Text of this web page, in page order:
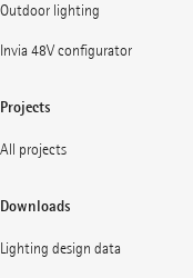
Outdoor lighting
Invia 48V configurator
Projects
All projects
Downloads
Lighting design data